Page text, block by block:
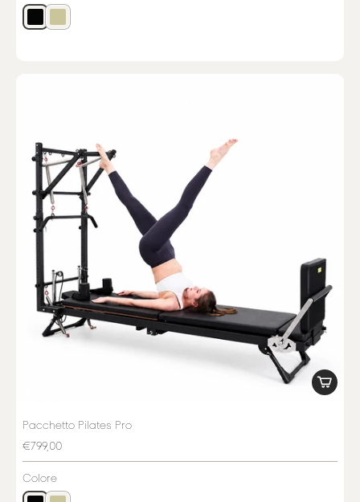
Pacchetto Pilates Pro
€799,00
Colore